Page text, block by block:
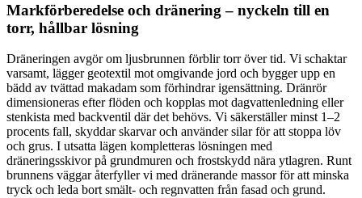
Markförberedelse och dränering – nyckeln till en
torr, hållbar lösning
Dräneringen avgör om ljusbrunnen förblir torr över tid. Vi schaktar
varsamt, lägger geotextil mot omgivande jord och bygger upp en
bädd av tvättad makadam som förhindrar igensättning. Dränrör
dimensioneras efter flöden och kopplas mot dagvattenledning eller
stenkista med backventil där det behövs. Vi säkerställer minst 1–2
procents fall, skyddar skarvar och använder silar för att stoppa löv
och grus. I utsatta lägen kompletteras lösningen med
dräneringsskivor på grundmuren och frostskydd nära ytlagren. Runt
brunnens väggar återfyller vi med dränerande massor för att minska
tryck och leda bort smält- och regnvatten från fasad och grund.